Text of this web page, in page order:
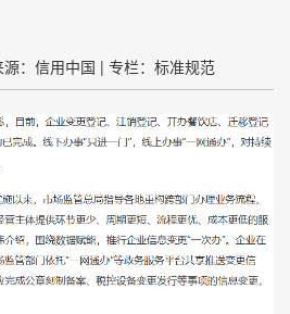
源：信用中国 | 专栏：标准规范